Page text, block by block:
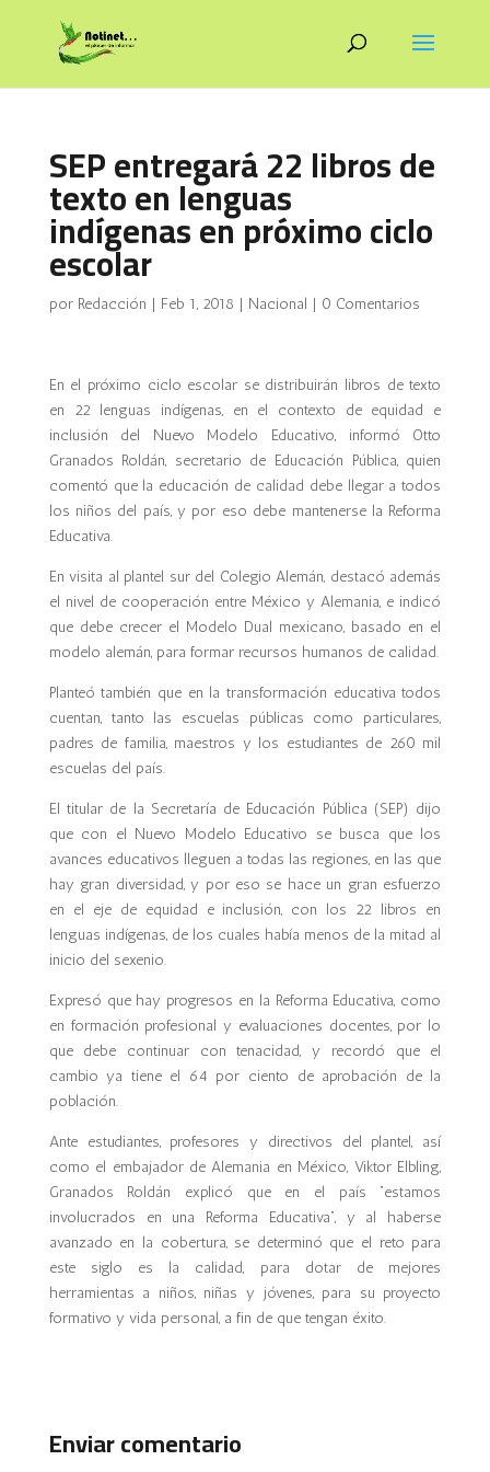
SEP entregará 22 libros de
texto en lenguas
indígenas en próximo ciclo
escolar
por Redacción | Feb 1, 2018 | Nacional | 0 Comentarios
En el próximo ciclo escolar se distribuirán libros de texto
en 22 lenguas indígenas, en el contexto de equidad e
inclusión del Nuevo Modelo Educativo, informó Otto
Granados Roldán, secretario de Educación Pública, quien
comentó que la educación de calidad debe llegar a todos
los niños del país, y por eso debe mantenerse la Reforma
Educativa.
En visita al plantel sur del Colegio Alemán, destacó además
el nivel de cooperación entre México y Alemania, e indicó
que debe crecer el Modelo Dual mexicano, basado en el
modelo alemán, para formar recursos humanos de calidad.
Planteó también que en la transformación educativa todos
cuentan, tanto las escuelas públicas como particulares,
padres de familia, maestros y los estudiantes de 260 mil
escuelas del país.
El titular de la Secretaría de Educación Pública (SEP) dijo
que con el Nuevo Modelo Educativo se busca que los
avances educativos lleguen a todas las regiones, en las que
hay gran diversidad, y por eso se hace un gran esfuerzo
en el eje de equidad e inclusión, con los 22 libros en
lenguas indígenas, de los cuales había menos de la mitad al
inicio del sexenio.
Expresó que hay progresos en la Reforma Educativa, como
en formación profesional y evaluaciones docentes, por lo
que debe continuar con tenacidad, y recordó que el
cambio ya tiene el 64 por ciento de aprobación de la
población.
Ante estudiantes, profesores y directivos del plantel, así
como el embajador de Alemania en México, Viktor Elbling,
Granados Roldán explicó que en el país “estamos
involucrados en una Reforma Educativa”, y al haberse
avanzado en la cobertura, se determinó que el reto para
este siglo es la calidad, para dotar de mejores
herramientas a niños, niñas y jóvenes, para su proyecto
formativo y vida personal, a fin de que tengan éxito.
Enviar comentario